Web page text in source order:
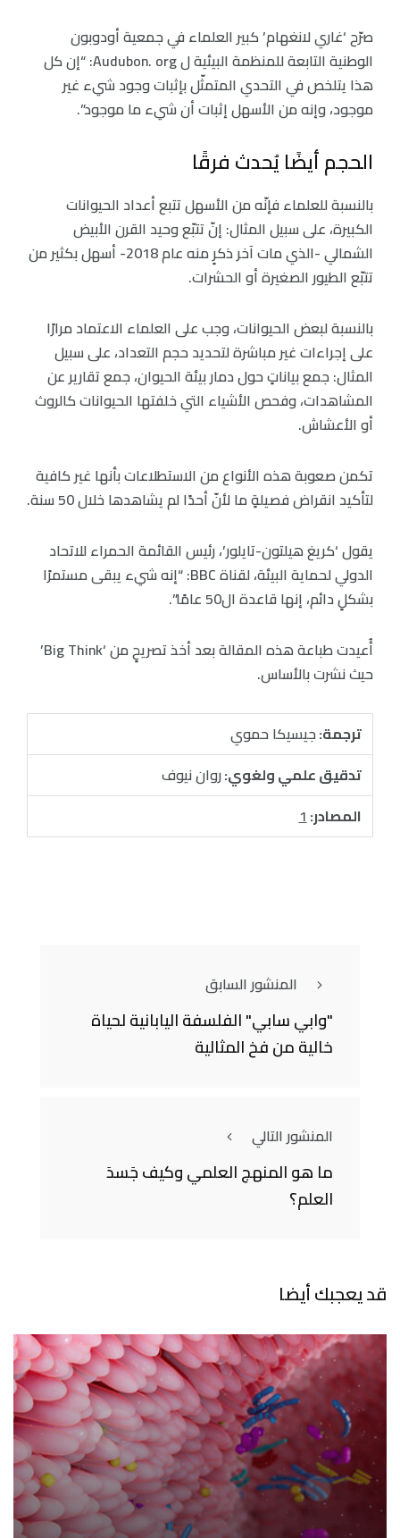
صرّح ‘غاري لانغهام’ كبير العلماء في جمعية أودوبون
الوطنية التابعة للمنظمة البيئية ل Audubon. org: “إن كل
هذا يتلخص في التحدي المتمثّل بإثبات وجود شيء غير
موجود، وإنه من الأسهل إثبات أن شيء ما موجود”.
الحجم أيضًا يُحدث فرقًا
بالنسبة للعلماء فإنّه من الأسهل تتبع أعداد الحيوانات
الكبيرة، على سبيل المثال: إنّ تتبّع وحيد القرن الأبيض
الشمالي -الذي مات آخر ذكرٍ منه عام 2018- أسهل بكثير من
تتبّع الطيور الصغيرة أو الحشرات.
بالنسبة لبعض الحيوانات، وجب على العلماء الاعتماد مرارًا
على إجراءات غير مباشرة لتحديد حجم التعداد، على سبيل
المثال: جمع بياناتٍ حول دمار بيئة الحيوان، جمع تقارير عن
المشاهدات، وفحص الأشياء التي خلفتها الحيوانات كالروث
أو الأعشاش.
تكمن صعوبة هذه الأنواع من الاستطلاعات بأنها غير كافية
لتأكيد انقراض فصيلةٍ ما لأنّ أحدًا لم يشاهدها خلال 50 سنة.
يقول ‘كريغ هيلتون-تايلور’، رئيس القائمة الحمراء للاتحاد
الدولي لحماية البيئة، لقناة BBC: “إنه شيء يبقى مستمرًا
بشكلٍ دائم، إنها قاعدة ال50 عامًا”.
أُعيدت طباعة هذه المقالة بعد أخذ تصريحٍ من ‘Big Think’
حيث نشرت بالأساس.
ترجمة:جيسيكا حموي
تدقيق علمي ولغوي:روان نيوف
المصادر:1
المنشور السابق
"وابي سابي" الفلسفة اليابانية لحياة
خالية من فخ المثالية
المنشور التالي
ما هو المنهج العلمي وكيف جَسدَ
العلم؟
قد يعجبك أيضا